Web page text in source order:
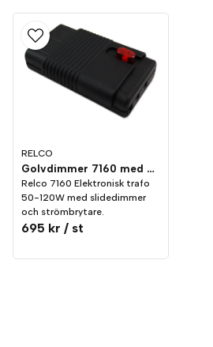
RELCO
Golvdimmer 7160 med Trafo 12V och strömbrytare
Relco 7160 Elektronisk trafo
50-120W med slidedimmer
och strömbrytare.
695 kr / st